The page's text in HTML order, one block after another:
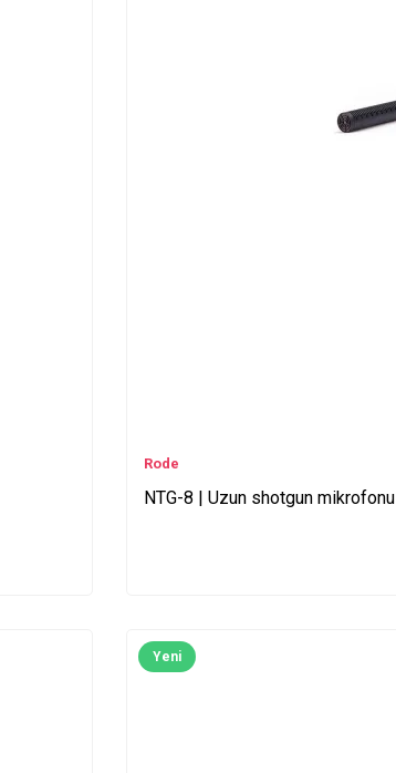
Rode
NTG-8 | Uzun shotgun mikrofonu
Yeni